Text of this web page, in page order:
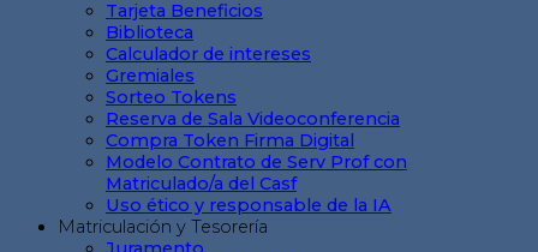
Tarjeta Beneficios
Biblioteca
Calculador de intereses
Gremiales
Sorteo Tokens
Reserva de Sala Videoconferencia
Compra Token Firma Digital
Modelo Contrato de Serv Prof con
Matriculado/a del Casf
Uso ético y responsable de la IA
Matriculación y Tesorería